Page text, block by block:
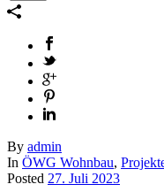
By admin
In ÖWG Wohnbau,
Posted 27. Juli 2023